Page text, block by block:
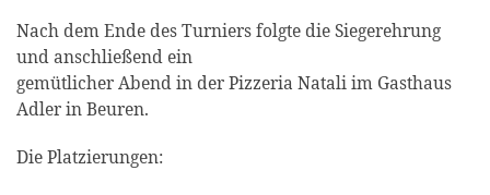
Nach dem Ende des Turniers folgte die Siegerehrung
und anschließend ein
gemütlicher Abend in der Pizzeria Natali im Gasthaus
Adler in Beuren.
Die Platzierungen: